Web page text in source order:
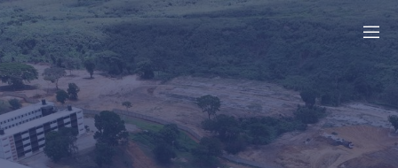
Saltar
al
contenido